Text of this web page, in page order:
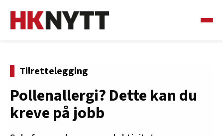
Tilrettelegging
Pollenallergi? Dette kan du
kreve på jobb